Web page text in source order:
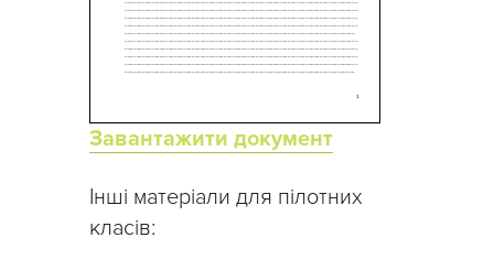
Завантажити документ
Інші матеріали для пілотних
класів: